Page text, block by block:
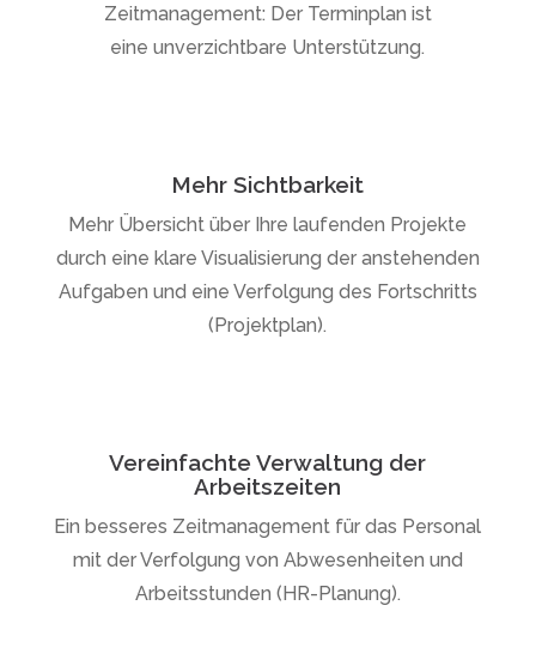
Zeitmanagement: Der Terminplan ist
eine unverzichtbare Unterstützung.
Mehr Sichtbarkeit
Mehr Übersicht über Ihre laufenden Projekte
durch eine klare Visualisierung der anstehenden
Aufgaben und eine Verfolgung des Fortschritts
(Projektplan).
Vereinfachte Verwaltung der
Arbeitszeiten
Ein besseres Zeitmanagement für das Personal
mit der Verfolgung von Abwesenheiten und
Arbeitsstunden (HR-Planung).